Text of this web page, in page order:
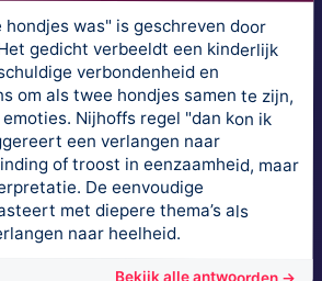
was" is geschreven door
gedicht verbeeldt een kinderlijk
verbondenheid en
om als twee hondjes samen te zijn,
Nijhoffs regel "dan kon ik
een verlangen naar
of troost in eenzaamheid, maar
De eenvoudige
met diepere thema’s als
naar heelheid.
Bekijk alle antwoorden →